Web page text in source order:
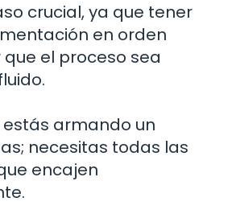
crucial, ya que tener
en orden
el proceso sea
armando un
necesitas todas las
encajen